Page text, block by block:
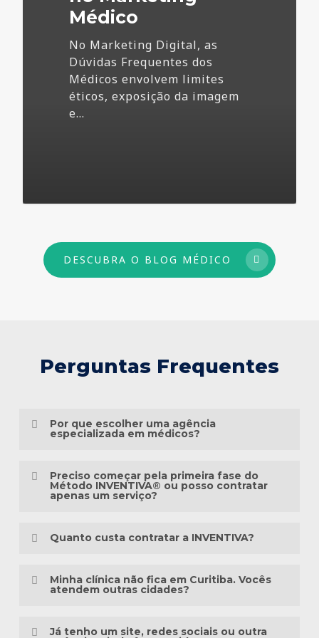
Médico
No Marketing Digital, as
Dúvidas Frequentes dos
Médicos envolvem limites
éticos, exposição da imagem
e…
DESCUBRA O BLOG MÉDICO
Perguntas Frequentes
Por que escolher uma agência
especializada em médicos?
mais do que conhecimento em publicidade.
paciente, as particularidades das
como as pessoas pesquisam sintomas,
Preciso começar pela primeira fase do
Método INVENTIVA® ou posso contratar
apenas um serviço?
diferente da sua presença digital. Algumas
precisam estruturar toda a base, enquanto
ou campanhas em andamento.
Quanto custa contratar a INVENTIVA?
padronizados, porque cada clínica possui
Minha clínica não fica em Curitiba. Vocês
atendem outras cidades?
Já tenho um site, redes sociais ou outra